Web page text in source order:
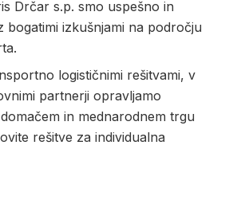
Drčar s.p. smo uspešno in
bogatimi izkušnjami na področju
logističnimi rešitvami, v
partnerji opravljamo
in mednarodnem trgu
rešitve za individualna